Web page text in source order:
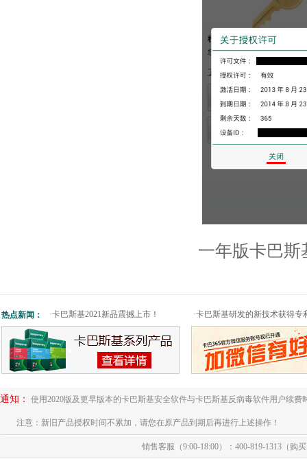
一年版卡巴
热点新闻： ·卡巴斯基2021新品震撼上市！ ·卡巴斯基研发的新技术获得专
通知： 使用2020版及更早版本的卡巴斯基安全软件与卡巴斯基反病毒软件用户续
注意：新旧产品授权时间不累加，请您在原产品到期后再进行上述操作！
销售客服（9:00-18:00）：400-819-1313（购